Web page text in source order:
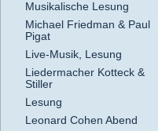
Musikalische Lesung
Michael Friedman & Paul
Pigat
Live-Musik, Lesung
Liedermacher Kotteck &
Stiller
Lesung
Leonard Cohen Abend